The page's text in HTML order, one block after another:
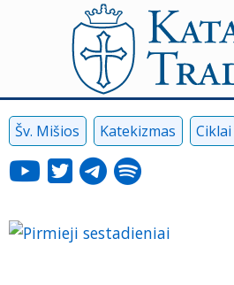
Šv. Mišios Katekizmas Ciklai